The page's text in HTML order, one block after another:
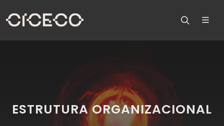
ESTRUTURA ORGANIZACIONAL